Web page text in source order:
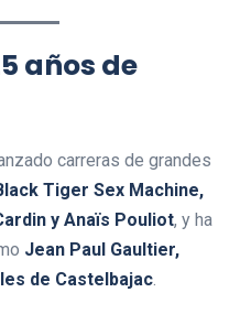
años de
carreras de grandes
Tiger Sex Machine,
y Anaïs Pouliot, y ha
Jean Paul Gaultier,
de Castelbajac.